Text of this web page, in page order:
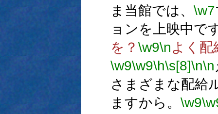
ま当館では、 \w7
ョンを上映中で
を？ \w9\nよく配
\w9\w9\h\s[8]\n\n
さまざまな配給
ますから。 \w9